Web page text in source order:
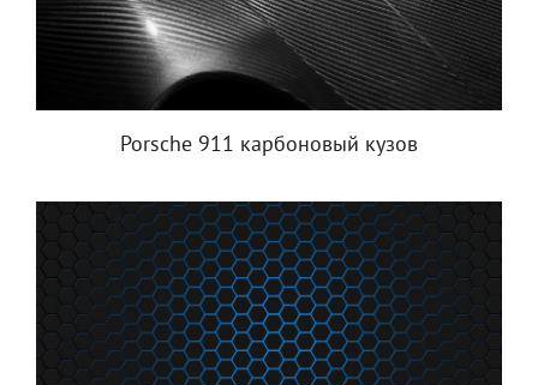
Porsche 911 карбоновый кузов